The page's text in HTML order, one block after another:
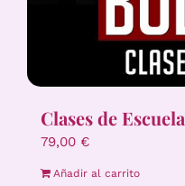
Clases de
79,00 €
Añadir al carrito